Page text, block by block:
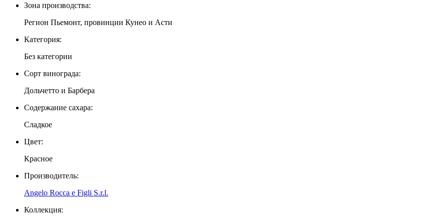
Зона производства:
Регион Пьемонт, провинции Кунео и Асти
Категория:
Без категории
Сорт винограда:
Дольчетто и Барбера
Содержание сахара:
Сладкое
Цвет:
Красное
Производитель:
Angelo Rocca e Figli S.r.l.
Коллекция: